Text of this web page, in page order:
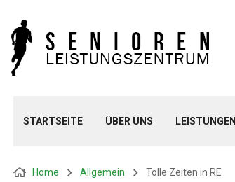
STARTSEITE ÜBER UNS LEISTUNGEN
Home Allgemein Tolle Zeiten in RE